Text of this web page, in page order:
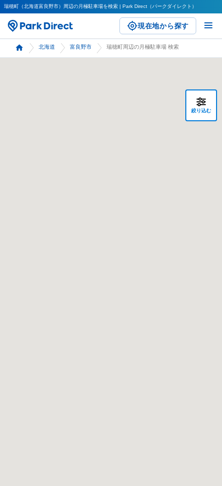
瑞穂町（北海道富良野市）周辺の月極駐車場を検索 | Park Direct（パークダイレクト）
現在地から探す
北海道 富良野市 瑞穂町周辺の月極駐車場 検索
絞り込む